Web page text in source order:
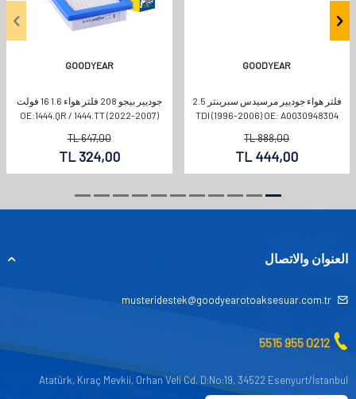
GOODYEAR
فلتر هواء جوديير مرسيدس سبرينتر 2.5
TDI (1996-2006) OE: A0030948304
888,00
TL
444,00
TL
GOODYEAR
جوديير بيجو 208 فلتر هواء 1.6 16 فولت
(2007-2022) OE:1444.QR / 1444.TT
647,00
TL
324,00
TL
العنوان والاتصال
musteridestek@goodyearotoaksesuar.com.tr
0212 955 5515
Atatürk, Kıraç Mevkii, Orhan Veli Cd. D:No:19, 34522 Esenyurt/İstanbul